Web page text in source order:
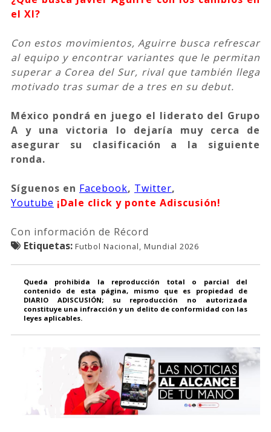
el Xl?
Con estos movimientos, Aguirre busca refrescar
al equipo y encontrar variantes que le permitan
superar a Corea del Sur, rival que también llega
motivado tras sumar de a tres en su debut.
México pondrá en juego el liderato del Grupo
A y una victoria lo dejaría muy cerca de
asegurar su clasificación a la siguiente
ronda.
Síguenos en Facebook, Twitter,
Youtube ¡Dale click y ponte Adiscusión!
Con información de Récord
Etiquetas: Futbol Nacional, Mundial 2026
Queda prohibida la reproducción total o parcial del
contenido de esta página, mismo que es propiedad de
DIARIO ADISCUSIÓN; su reproducción no autorizada
constituye una infracción y un delito de conformidad con las
leyes aplicables.